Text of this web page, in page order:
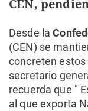
CEN,
Desde la
(CEN) se
concreten estos
secretario
recuerda que "
al que exporta